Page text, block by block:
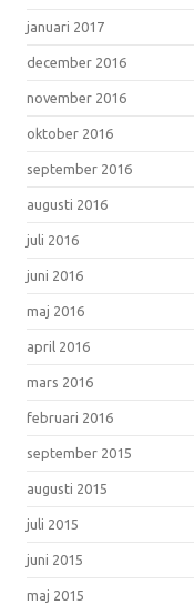
januari 2017
december 2016
november 2016
oktober 2016
september 2016
augusti 2016
juli 2016
juni 2016
maj 2016
april 2016
mars 2016
februari 2016
september 2015
augusti 2015
juli 2015
juni 2015
maj 2015